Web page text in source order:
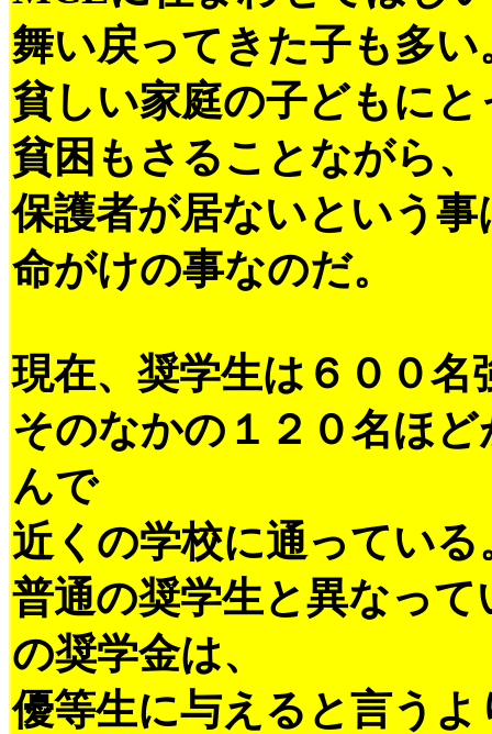
舞い戻ってきた子も多い
貧しい家庭の子どもにと
貧困もさることながら、
保護者が居ないという事
命がけの事なのだ。
現在、奨学生は６００名
そのなかの１２０名ほ
んで
近くの学校に通っている
普通の奨学生と異なっ
の奨学金は、
優等生に与えると言うよ